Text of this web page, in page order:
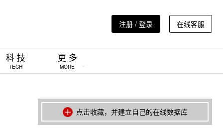
注册 / 登录 在线客服
科 技
TECH
更 多
MORE
点击收藏，并建立自己的在线数据库